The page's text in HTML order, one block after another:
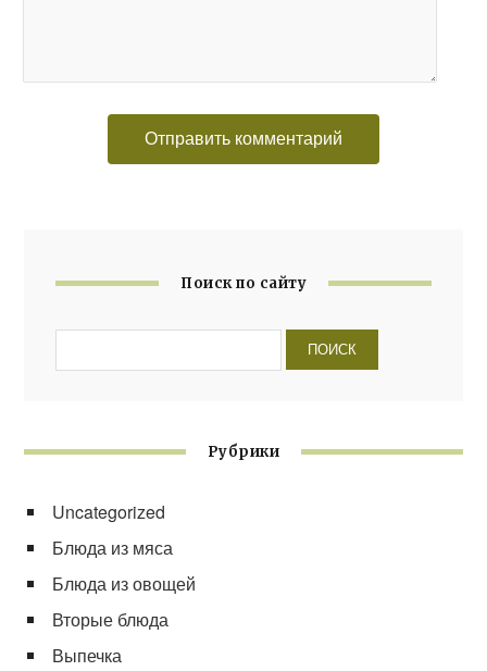
Поиск по сайту
Рубрики
Uncategorized
Блюда из мяса
Блюда из овощей
Вторые блюда
Выпечка